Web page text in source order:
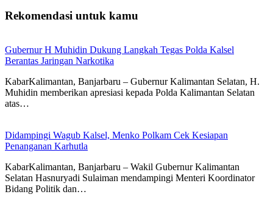
Rekomendasi untuk kamu
Gubernur H Muhidin Dukung Langkah Tegas Polda Kalsel
Berantas Jaringan Narkotika
KabarKalimantan, Banjarbaru – Gubernur Kalimantan Selatan, H.
Muhidin memberikan apresiasi kepada Polda Kalimantan Selatan
atas…
Didampingi Wagub Kalsel, Menko Polkam Cek Kesiapan
Penanganan Karhutla
KabarKalimantan, Banjarbaru – Wakil Gubernur Kalimantan
Selatan Hasnuryadi Sulaiman mendampingi Menteri Koordinator
Bidang Politik dan…